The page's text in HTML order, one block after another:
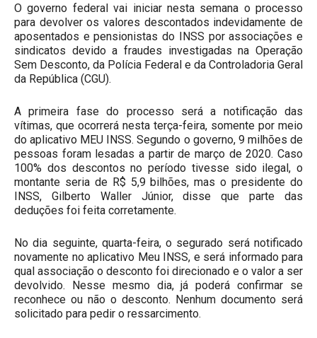
O governo federal vai iniciar nesta semana o processo
para devolver os valores descontados indevidamente de
aposentados e pensionistas do INSS por associações e
sindicatos devido a fraudes investigadas na Operação
Sem Desconto, da Polícia Federal e da Controladoria Geral
da República (CGU).
A primeira fase do processo será a notificação das
vítimas, que ocorrerá nesta terça-feira, somente por meio
do aplicativo MEU INSS. Segundo o governo, 9 milhões de
pessoas foram lesadas a partir de março de 2020. Caso
100% dos descontos no período tivesse sido ilegal, o
montante seria de R$ 5,9 bilhões, mas o presidente do
INSS, Gilberto Waller Júnior, disse que parte das
deduções foi feita corretamente.
No dia seguinte, quarta-feira, o segurado será notificado
novamente no aplicativo Meu INSS, e será informado para
qual associação o desconto foi direcionado e o valor a ser
devolvido. Nesse mesmo dia, já poderá confirmar se
reconhece ou não o desconto. Nenhum documento será
solicitado para pedir o ressarcimento.